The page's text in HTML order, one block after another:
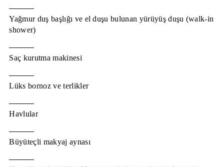
Yağmur duş başlığı ve el duşu bulunan yürüyüş duşu (walk-in
shower)
Saç kurutma makinesi
Lüks bornoz ve terlikler
Havlular
Büyüteçli makyaj aynası